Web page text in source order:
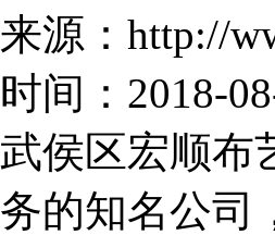
来源：http://
时间：2018-
武侯区宏顺布
务的知名公司